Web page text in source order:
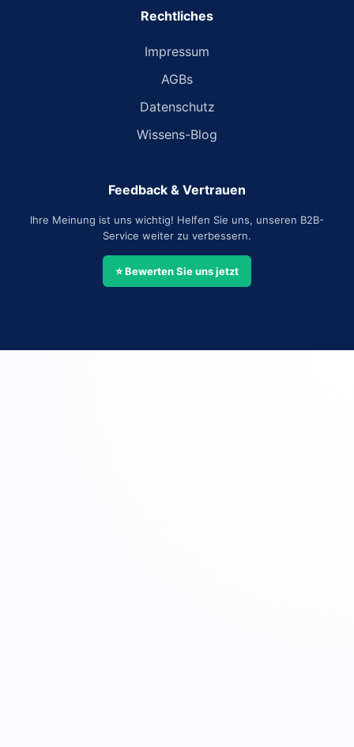
Rechtliches
Impressum
AGBs
Datenschutz
Wissens-Blog
Feedback & Vertrauen
Ihre Meinung ist uns wichtig! Helfen Sie uns, unseren B2B-
Service weiter zu verbessern.
⭐ Bewerten Sie uns jetzt